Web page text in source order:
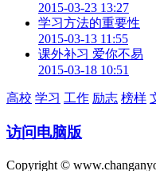
2015-03-23 13:27
学习方法的重要性
2015-03-13 11:55
课外补习 爱你不易
2015-03-18 10:51
高校 学习 工作 励志 榜样
访问电脑版
Copyright ©